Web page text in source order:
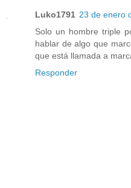
Luko1791 23 de enero
Solo un hombre triple
hablar de algo que
que está llamada a
Responder